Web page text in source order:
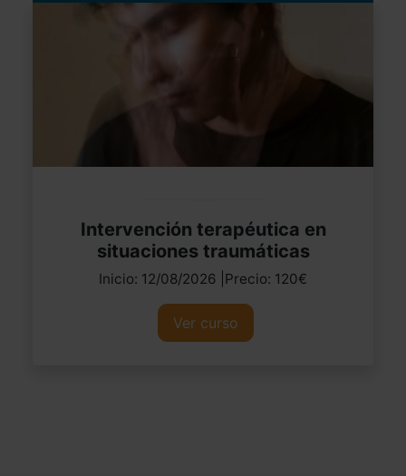
Intervención terapéutica en
situaciones traumáticas
Inicio: 12/08/2026 |Precio: 120€
Ver curso